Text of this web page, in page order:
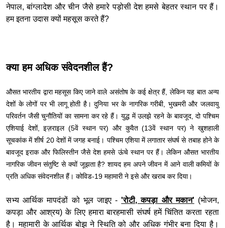
नेपाल, बांग्लादेश और चीन जैसे हमारे पड़ोसी देश हमसे बेहतर स्थान पर हैं।
हम इतना उदास क्यों महसूस करते हैं?
क्या हम अधिक संवेदनशील हैं?
औसत भारतीय द्वारा महसूस किए जाने वाले असंतोष के कई क्षेत्र हैं, लेकिन यह बात अन्य
देशों के लोगों पर भी लागू होती है। दुनिया भर के नागरिक गरीबी, भुखमरी और जलवायु
परिवर्तन जैसी चुनौतियों का सामना कर रहे हैं। युद्ध में उलझे रहने के बावजूद, दो पश्चिम
एशियाई देशों, इज़राइल (5वें स्थान पर) और कुवैत (13वें स्थान पर) ने खुशहाली
सूचकांक में शीर्ष 20 देशों में जगह बनाई। पश्चिम एशिया में लगातार संघर्ष से तबाह होने के
बावजूद इराक और फिलिस्तीन जैसे देश हमसे ऊंचे स्थान पर हैं। लेकिन औसत भारतीय
नागरिक जीवन संतुष्टि से क्यों जूझता है? शायद हम अपने जीवन में आने वाली कमियों के
प्रति अधिक संवेदनशील हैं। कोविड-19 महामारी ने इसे और खराब कर दिया।
सभ्य आर्थिक मापदंडों को भूल जाइए -'रोटी, कपड़ा और मकान' (भोजन,
कपड़ा और आश्रय) के लिए हमारा बारहमासी संघर्ष हमें चिंतित करता रहता
है। महामारी के आर्थिक बोझ ने स्थिति को और अधिक गंभीर बना दिया है।